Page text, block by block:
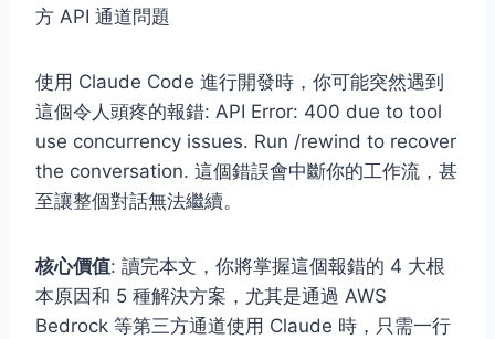
方 API 通道問題
使用 Claude Code 進行開發時，你可能突然遇到
這個令人頭疼的報錯: API Error: 400 due to tool
use concurrency issues. Run /rewind to recover
the conversation. 這個錯誤會中斷你的工作流，甚
至讓整個對話無法繼續。
核心價值: 讀完本文，你將掌握這個報錯的 4 大根
本原因和 5 種解決方案，尤其是通過 AWS
Bedrock 等第三方通道使用 Claude 時，只需一行